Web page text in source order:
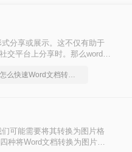
分享或展示。这不仅有助于
交平台上分享时。那么word转
教你怎么快速Word文档转图片
可能需要将其转换为图片格
种将Word文档转换为图片的